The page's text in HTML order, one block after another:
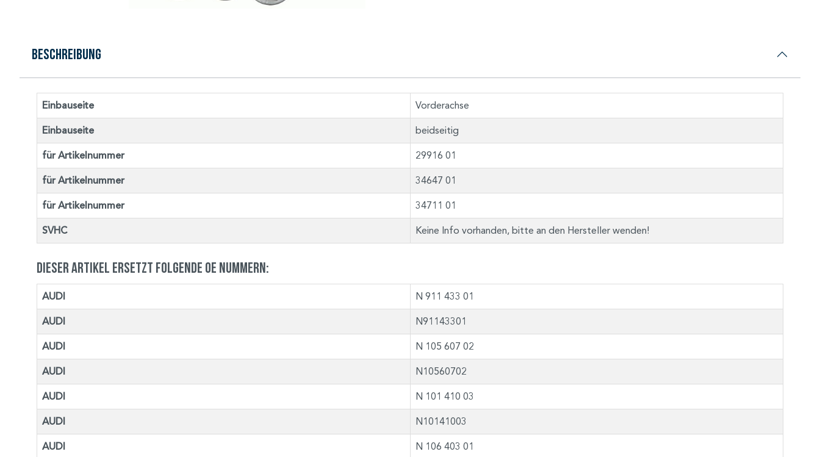
Beschreibung
Einbauseite Vorderachse
Einbauseite beidseitig
für Artikelnummer 29916 01
für Artikelnummer 34647 01
für Artikelnummer 34711 01
SVHC Keine Info vorhanden, bitte an den Hersteller wenden!
Dieser Artikel ersetzt folgende OE Nummern:
AUDI N 911 433 01
AUDI N91143301
AUDI N 105 607 02
AUDI N10560702
AUDI N 101 410 03
AUDI N10141003
AUDI N 106 403 01